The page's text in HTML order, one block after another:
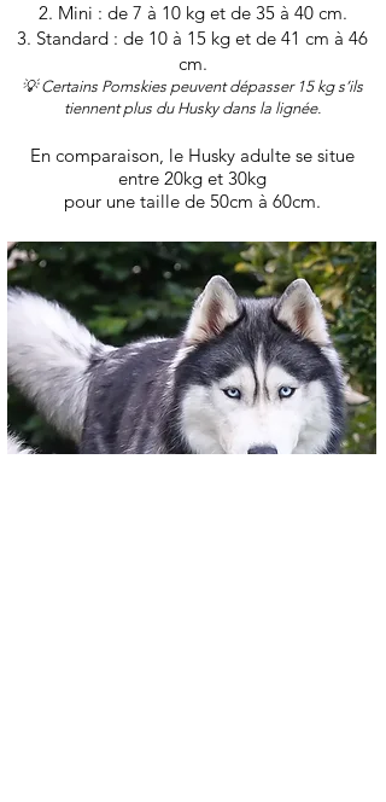
2. Mini : de 7 à 10 kg et de 35 à 40 cm.
3. Standard : de 10 à 15 kg et de 41 cm à 46
cm.
💡 Certains Pomskies peuvent dépasser 15 kg s’ils
tiennent plus du Husky dans la lignée.
En comparaison, le Husky adulte se situe
entre 20kg et 30kg
pour une taille de 50cm à 60cm.